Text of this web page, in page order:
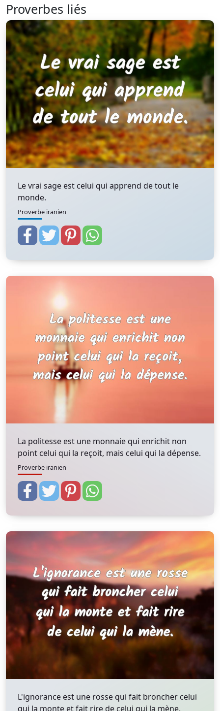
Proverbes liés
Le vrai sage est celui qui apprend de tout le
monde.
Proverbe iranien
La politesse est une monnaie qui enrichit non
point celui qui la reçoit, mais celui qui la dépense.
Proverbe iranien
L'ignorance est une rosse qui fait broncher celui
qui la monte et fait rire de celui qui la mène.